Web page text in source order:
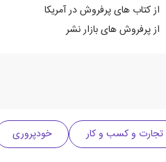
از کتاب های پرفروش در آمریکا
از پرفروش های بازار نشر
تجارت و کسب و کار خودپروری